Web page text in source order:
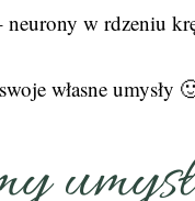
neurony w rdzeniu
własne umysły